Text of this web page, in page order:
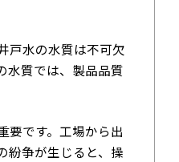
戸水の水質は不可欠
水質では、製品品質
要です。工場から出
紛争が生じると、操